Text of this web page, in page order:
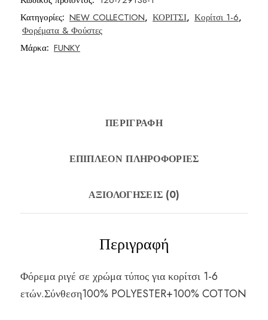
Κατηγορίες: NEW COLLECTION, ΚΟΡΙΤΣΙ, Κορίτσι 1-6,
Φορέματα & Φούστες
Μάρκα: FUNKY
ΠΕΡΙΓΡΑΦΉ
ΕΠΙΠΛΈΟΝ ΠΛΗΡΟΦΟΡΊΕΣ
ΑΞΙΟΛΟΓΉΣΕΙΣ (0)
Περιγραφή
Φόρεμα ριγέ σε χρώμα τύπος για κορίτσι 1-6
ετών.Σύνθεση100% POLYESTER+100% COTTON